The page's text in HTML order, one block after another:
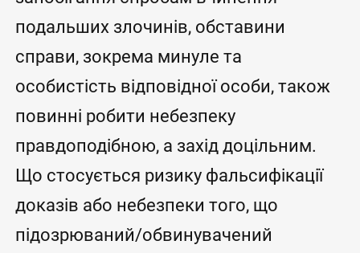
подальших злочинів, обставини
справи, зокрема минуле та
особистість відповідної особи, також
повинні робити небезпеку
правдоподібною, а захід доцільним.
Що стосується ризику фальсифікації
доказів або небезпеки того, що
підозрюваний/обвинувачений